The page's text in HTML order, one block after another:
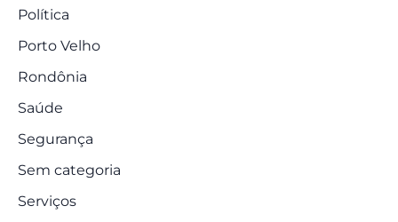
Política
Porto Velho
Rondônia
Saúde
Segurança
Sem categoria
Serviços